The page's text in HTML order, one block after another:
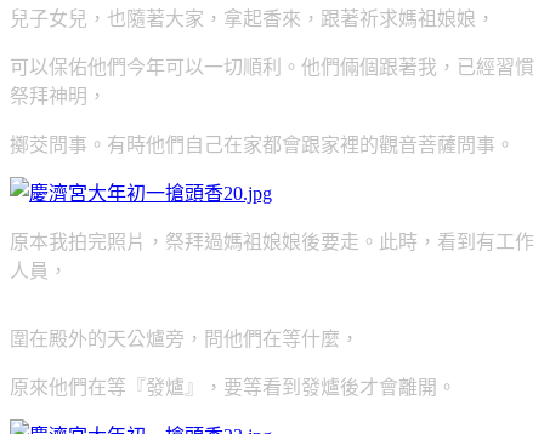
兒子女兒，也隨著大家，拿起香來，跟著祈求媽祖娘娘，
可以保佑他們今年可以一切順利。他們倆個跟著我，已經習慣
祭拜神明，
擲茭問事。有時他們自己在家都會跟家裡的觀音菩薩問事。
原本我拍完照片，祭拜過媽祖娘娘後要走。此時，看到有工作
人員，
圍在殿外的天公爐旁，問他們在等什麼，
原來他們在等『發爐』，要等看到發爐後才會離開。